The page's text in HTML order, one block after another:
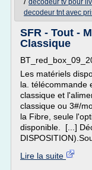
decodeur tv pour
decodeur tnt avec
SFR - Tout -
Classique
Les matériels
la. télécommande
classique et
classique ou 3#/
la Fibre, seule
disponible. [...]
Lire la suite